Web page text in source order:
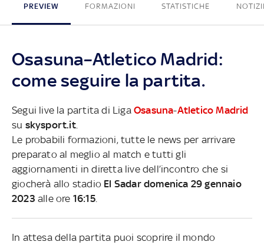
PREVIEW FORMAZIONI STATISTICHE
Osasuna–Atletico Madrid:
come seguire la partita.
Segui live la partita di Liga Osasuna-Atletico Madrid
su skysport.it.
Le probabili formazioni, tutte le news per arrivare
preparato al meglio al match e tutti gli
aggiornamenti in diretta live dell’incontro che si
giocherà allo stadio El Sadar domenica 29 gennaio
2023 alle ore 16:15.
In attesa della partita puoi scoprire il mondo